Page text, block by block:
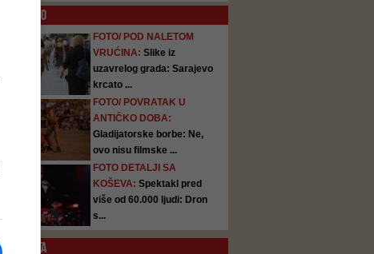
FOTO
FOTO/ POD NALETOM
VRUĆINA: Slike iz
uzavrelog grada: Sarajevo
krcato ...
FOTO/ POVRATAK U
ANTIČKO DOBA:
Gladijatorske borbe: Ne,
ovo nisu filmske ...
FOTO DETALJI SA
KOŠEVA: Spektakl pred
više od 60.000 ljudi: Dron
s...
24 SATA